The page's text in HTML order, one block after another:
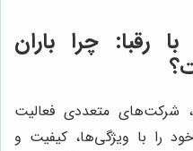
با رقبا: چرا باران
شرکت‌های متعددی فعالیت
را با ویژگی‌ها، کیفیت و